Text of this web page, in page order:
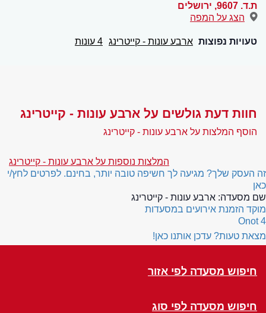
ת.ד. 9607 , ירושלים
הצג על המפה
טעויות נפוצות ארבע עונות - קייטרינג 4 עונות
חוות דעת גולשים על ארבע עונות - קייטרינג
הוסף המלצות על ארבע עונות - קייטרינג
המלצות נוספות על ארבע עונות - קייטרינג
זה העסק שלך? מגיעה לך חשיפה טובה יותר, בחינם. לפרטים לחץ/י
כאן
שם מסעדה: ארבע עונות - קייטרינג
מוקד הזמנת אירועים במסעדות
4 Onot
מצאת טעות? עדכן אותנו כאן!
חיפוש מסעדה לפי אזור
חיפוש מסעדה לפי סוג